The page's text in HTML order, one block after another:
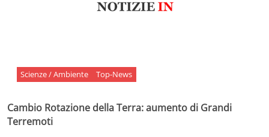
Scienze / Ambiente Top-News
Cambio Rotazione della Terra: aumento di Grandi
Terremoti